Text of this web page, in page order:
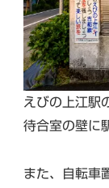
えびの上江駅
待合室の壁に
また、自転車